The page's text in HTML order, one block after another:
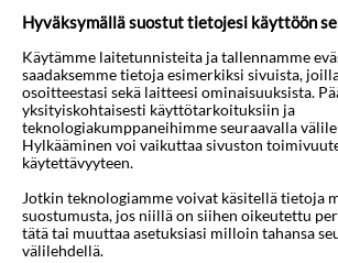
muutamia pieniä myymälöitä,
kampaamo ja ravintola. Maksullinen
mahdollisuus hierontaan.
kesä-syyskuussa. Lisäksi on
pieni leikkinurkkaus lapsille.
Rannalla on mahdollisuus harrastaa
vesiurheilulajeja, kuten purjehdusta
Hyväksymällä suostut tietojesi käyttöön
Käytämme laitetunnisteita ja tallennamme
saadaksemme tietoja esimerkiksi sivuista,
osoitteestasi sekä laitteesi ominaisuuksista.
yksityiskohtaisesti käyttötarkoituksiin ja
teknologiakumppaneihimme seuraavalla
Hylkääminen voi vaikuttaa sivuston
käytettävyyteen.
Jotkin teknologiamme voivat käsitellä tietoja
suostumusta, jos niillä on siihen oikeutettu
tätä tai muuttaa asetuksiasi milloin tahansa
välilehdellä.